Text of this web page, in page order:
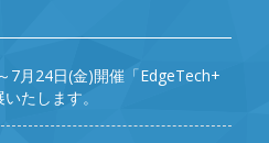
7月24日(金)開催「EdgeTech+
たします。